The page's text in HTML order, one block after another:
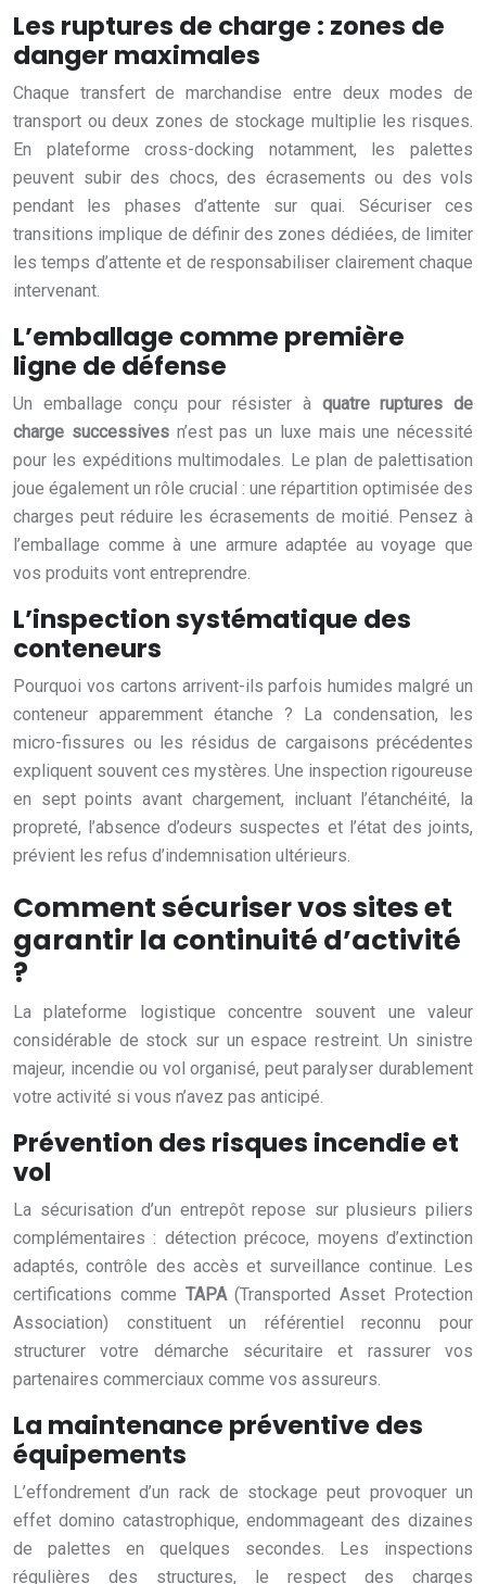
Les ruptures de charge : zones de
danger maximales
Chaque transfert de marchandise entre deux modes de
transport ou deux zones de stockage multiplie les risques.
En plateforme cross-docking notamment, les palettes
peuvent subir des chocs, des écrasements ou des vols
pendant les phases d’attente sur quai. Sécuriser ces
transitions implique de définir des zones dédiées, de limiter
les temps d’attente et de responsabiliser clairement chaque
intervenant.
L’emballage comme première
ligne de défense
Un emballage conçu pour résister à quatre ruptures de
charge successivesn’est pas un luxe mais une nécessité
pour les expéditions multimodales. Le plan de palettisation
joue également un rôle crucial : une répartition optimisée des
charges peut réduire les écrasements de moitié. Pensez à
l’emballage comme à une armure adaptée au voyage que
vos produits vont entreprendre.
L’inspection systématique des
conteneurs
Pourquoi vos cartons arrivent-ils parfois humides malgré un
conteneur apparemment étanche ? La condensation, les
micro-fissures ou les résidus de cargaisons précédentes
expliquent souvent ces mystères. Une inspection rigoureuse
en sept points avant chargement, incluant l’étanchéité, la
propreté, l’absence d’odeurs suspectes et l’état des joints,
prévient les refus d’indemnisation ultérieurs.
Comment sécuriser vos sites et
garantir la continuité d’activité
?
La plateforme logistique concentre souvent une valeur
considérable de stock sur un espace restreint. Un sinistre
majeur, incendie ou vol organisé, peut paralyser durablement
votre activité si vous n’avez pas anticipé.
Prévention des risques incendie et
vol
La sécurisation d’un entrepôt repose sur plusieurs piliers
complémentaires : détection précoce, moyens d’extinction
adaptés, contrôle des accès et surveillance continue. Les
certifications comme TAPA(Transported Asset Protection
Association) constituent un référentiel reconnu pour
structurer votre démarche sécuritaire et rassurer vos
partenaires commerciaux comme vos assureurs.
La maintenance préventive des
équipements
L’effondrement d’un rack de stockage peut provoquer un
effet domino catastrophique, endommageant des dizaines
de palettes en quelques secondes. Les inspections
régulières des structures, le respect des charges